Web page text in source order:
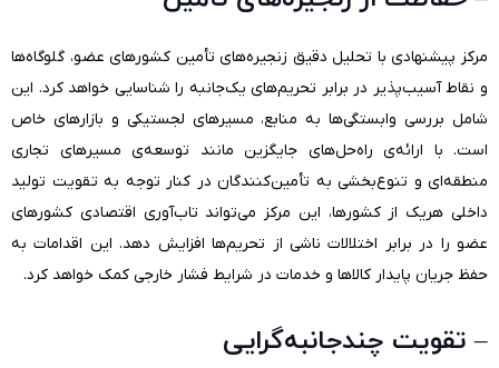
مرکز پیشنهادی با تحلیل دقیق زنجیره‌های تأمین کشورهای عضو، گلوگاه‌ها
و نقاط آسیب‌پذیر در برابر تحریم‌های یک‌جانبه را شناسایی خواهد کرد. این
شامل بررسی وابستگی‌ها به منابع، مسیرهای لجستیکی و بازارهای خاص
است. با ارائه‌ی راه‌حل‌های جایگزین مانند توسعه‌ی مسیرهای تجاری
منطقه‌ای و تنوع‌بخشی به تأمین‌کنندگان در کنار توجه به تقویت تولید
داخلی هریک از کشورها، این مرکز می‌تواند تاب‌آوری اقتصادی کشورهای
عضو را در برابر اختلالات ناشی از تحریم‌ها افزایش دهد. این اقدامات به
حفظ جریان پایدار کالاها و خدمات در شرایط فشار خارجی کمک خواهد کرد.
– تقویت چندجانبه‌گرایی